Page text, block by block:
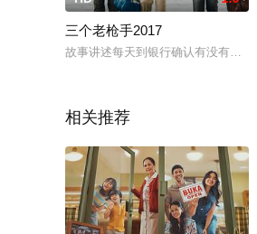
三个老枪手2017
故事讲述每天到银行确认有没有老
相关推荐